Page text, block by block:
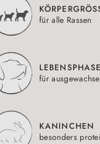
für alle Rassen
für
KANINCHEN
besonders